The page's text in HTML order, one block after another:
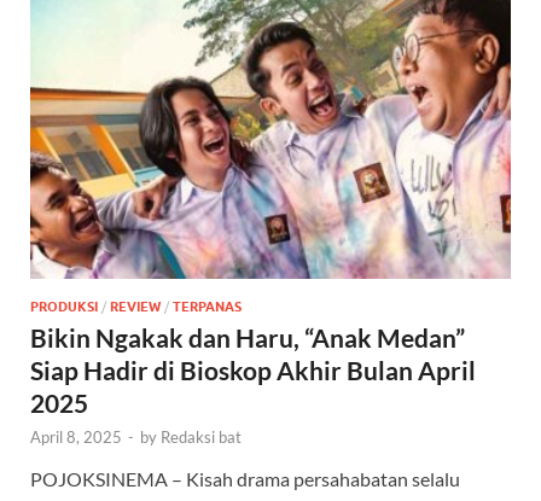
PRODUKSI / REVIEW / TERPANAS
Bikin Ngakak dan Haru, “Anak Medan”
Siap Hadir di Bioskop Akhir Bulan April
2025
April 8, 2025 - by Redaksi bat
POJOKSINEMA – Kisah drama persahabatan selalu